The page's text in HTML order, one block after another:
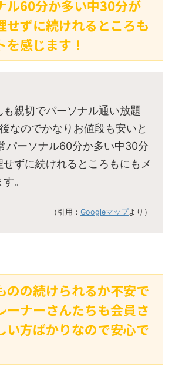
ル60分か多い中30分が
せずに続けれるところも
感じます！
も親切でパーソナル通い放題
なのでかなりお値段も安いと
パーソナル60分か多い中30分
ずに続けれるところもにもメ
。
（引用： Googleマップより）
のの続けられるか不安で
ーナーさんたちも会員さ
い方ばかりなので安心で